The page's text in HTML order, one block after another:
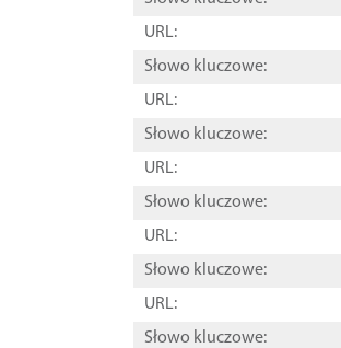
URL:
Słowo kluczowe:
URL:
Słowo kluczowe:
URL:
Słowo kluczowe:
URL:
Słowo kluczowe:
URL:
Słowo kluczowe: